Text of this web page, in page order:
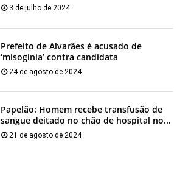
3 de julho de 2024
Prefeito de Alvarães é acusado de
‘misoginia’ contra candidata
24 de agosto de 2024
Papelão: Homem recebe transfusão de
sangue deitado no chão de hospital no...
21 de agosto de 2024